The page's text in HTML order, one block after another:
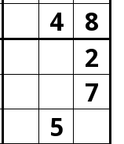
4
8
2
7
5